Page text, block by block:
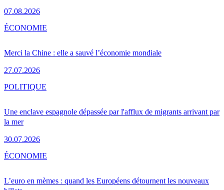
07.08.2026
Merci la Chine : elle a sauvé l’économie mondiale
27.07.2026
ÉCONOMIE
Une enclave espagnole dépassée par l'afflux de migrants arrivant par
la mer
30.07.2026
POLITIQUE
L’euro en mèmes : quand les Européens détournent les nouveaux
ÉCONOMIE